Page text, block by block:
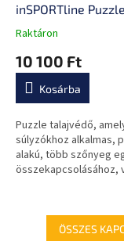
inSPORTline Puzzle
50x50x1,5 cm
A
átlagos
értékelése
0,0
csillag.
Raktáron
10 100 Ft
Kosárba
Puzzle talajvédő,
súlyzókhoz alkalmas,
alakú, több szőnyeg
összekapcsolásához,
ÖSSZES